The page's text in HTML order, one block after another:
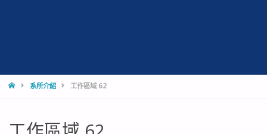
HOME系所介紹 工作區域 62